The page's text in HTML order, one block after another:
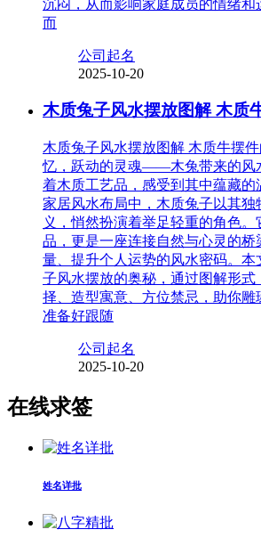
沉闷，从而影响家庭成员的情绪和
而
公司起名
2025-10-20
木质兔子风水摆放图解 木质
木质兔子风水摆放图解 木质牛摆
忆，跃动的灵魂——木兔带来的风
着木质工艺品，感受到其中蕴藏的
家居风水布局中，木质兔子以其独
义，悄然扮演着举足轻重的角色
品，更是一座连接自然与心灵的桥
量、提升个人运势的风水密码。本
子风水摆放的奥秘，通过图解形式
择、造型寓意、方位禁忌，助你雕
准备好跟随
公司起名
2025-10-20
在线求签
姓名详批